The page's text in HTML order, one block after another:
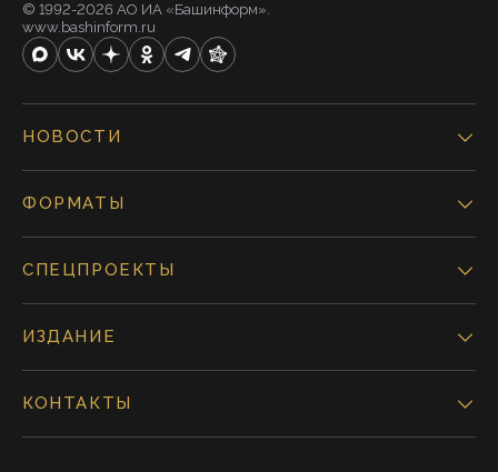
© 1992-2026 АО ИА «Башинформ».
www.bashinform.ru
НОВОСТИ
ФОРМАТЫ
СПЕЦПРОЕКТЫ
ИЗДАНИЕ
КОНТАКТЫ